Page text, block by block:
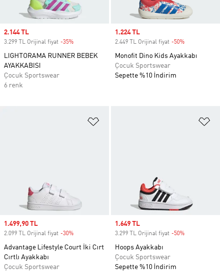
Sale price
2.144 TL
3.299 TL Orijinal fiyat -35%
LIGHTORAMA RUNNER BEBEK
AYAKKABISI
Çocuk Sportswear
6 renk
Sale price
1.224 TL
2.449 TL Orijinal fiyat -50%
Monofit Dino Kids Ayakkabı
Çocuk Sportswear
Sepette %10 İndirim
Sale price
1.499,90 TL
2.099 TL Orijinal fiyat -30%
Advantage Lifestyle Court İki Cırt
Cırtlı Ayakkabı
Çocuk Sportswear
Sale price
1.649 TL
3.299 TL Orijinal fiyat -50%
Hoops Ayakkabı
Çocuk Sportswear
Sepette %10 İndirim